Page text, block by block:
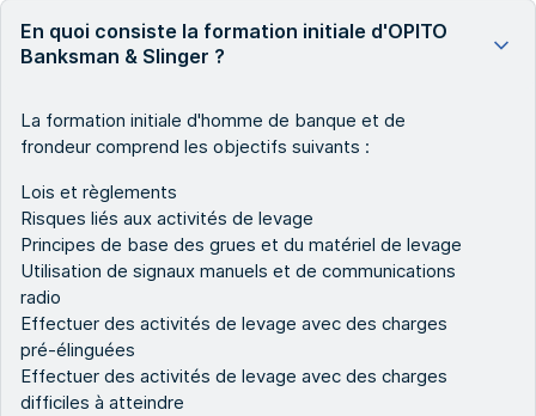
En quoi consiste la formation initiale d'OPITO
Banksman & Slinger ?
La formation initiale d'homme de banque et de
frondeur comprend les objectifs suivants :
Lois et règlements
Risques liés aux activités de levage
Principes de base des grues et du matériel de levage
Utilisation de signaux manuels et de communications
radio
Effectuer des activités de levage avec des charges
pré-élinguées
Effectuer des activités de levage avec des charges
difficiles à atteindre